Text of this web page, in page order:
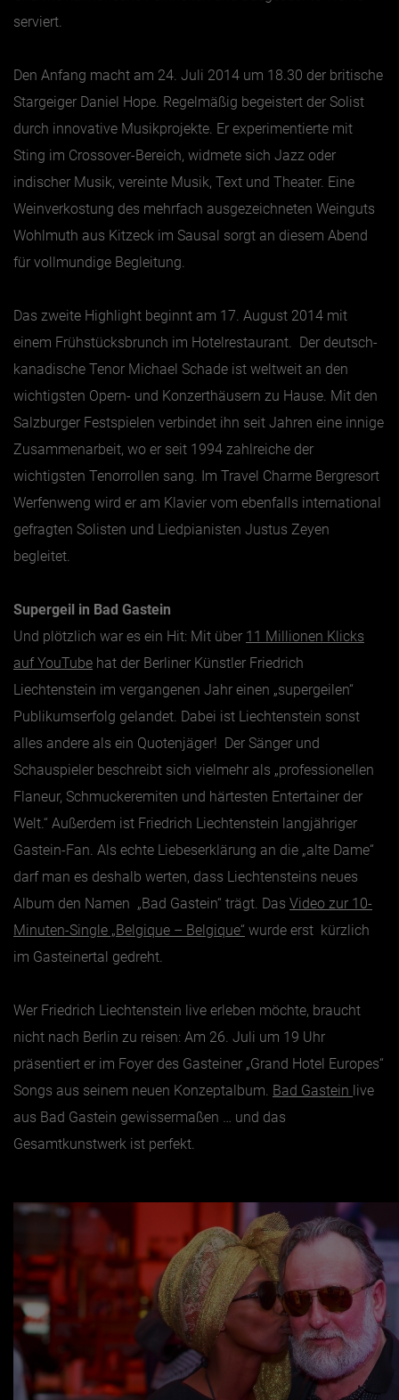
Juli
Oktober
November
Dezember
serviert.
Den Anfang macht am 24. Juli 2014 um 18.30 der britische
Stargeiger Daniel Hope. Regelmäßig begeistert der Solist
durch innovative Musikprojekte. Er experimentierte mit
Sting im Crossover-Bereich, widmete sich Jazz oder
indischer Musik, vereinte Musik, Text und Theater. Eine
Weinverkostung des mehrfach ausgezeichneten Weinguts
Wohlmuth aus Kitzeck im Sausal sorgt an diesem Abend
für vollmundige Begleitung.
Das zweite Highlight beginnt am 17. August 2014 mit
einem Frühstücksbrunch im Hotelrestaurant. Der deutsch-
kanadische Tenor Michael Schade ist weltweit an den
wichtigsten Opern- und Konzerthäusern zu Hause. Mit den
Salzburger Festspielen verbindet ihn seit Jahren eine innige
Zusammenarbeit, wo er seit 1994 zahlreiche der
wichtigsten Tenorrollen sang. Im Travel Charme Bergresort
Werfenweng wird er am Klavier vom ebenfalls international
gefragten Solisten und Liedpianisten Justus Zeyen
begleitet.
Supergeil in Bad Gastein
Und plötzlich war es ein Hit: Mit über 11 Millionen Klicks
auf YouTube hat der Berliner Künstler Friedrich
Liechtenstein im vergangenen Jahr einen „supergeilen“
Publikumserfolg gelandet. Dabei ist Liechtenstein sonst
alles andere als ein Quotenjäger! Der Sänger und
Schauspieler beschreibt sich vielmehr als „professionellen
Flaneur, Schmuckeremiten und härtesten Entertainer der
Welt.“ Außerdem ist Friedrich Liechtenstein langjähriger
Gastein-Fan. Als echte Liebeserklärung an die „alte Dame“
darf man es deshalb werten, dass Liechtensteins neues
Album den Namen „Bad Gastein“ trägt. Das Video zur 10-
Minuten-Single „Belgique – Belgique“ wurde erst kürzlich
im Gasteinertal gedreht.
Wer Friedrich Liechtenstein live erleben möchte, braucht
nicht nach Berlin zu reisen: Am 26. Juli um 19 Uhr
präsentiert er im Foyer des Gasteiner „Grand Hotel Europes“
Songs aus seinem neuen Konzeptalbum. Bad Gastein live
aus Bad Gastein gewissermaßen … und das
Gesamtkunstwerk ist perfekt.